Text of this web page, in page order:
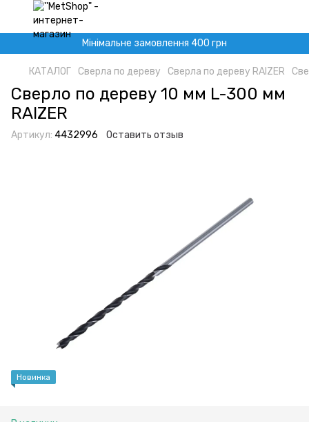
Мінімальне замовлення 400 грн
КАТАЛОГ Сверла по дереву Сверла по дереву RAIZER
Сверло по дереву 10 мм L-300 мм
RAIZER
Артикул: 4432996 Оставить отзыв
Новинка